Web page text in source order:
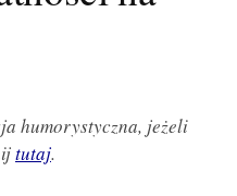
humorystyczna, jeżeli
tutaj.